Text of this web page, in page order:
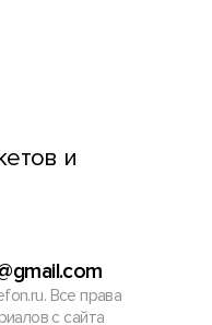
и
Все права
с сайта